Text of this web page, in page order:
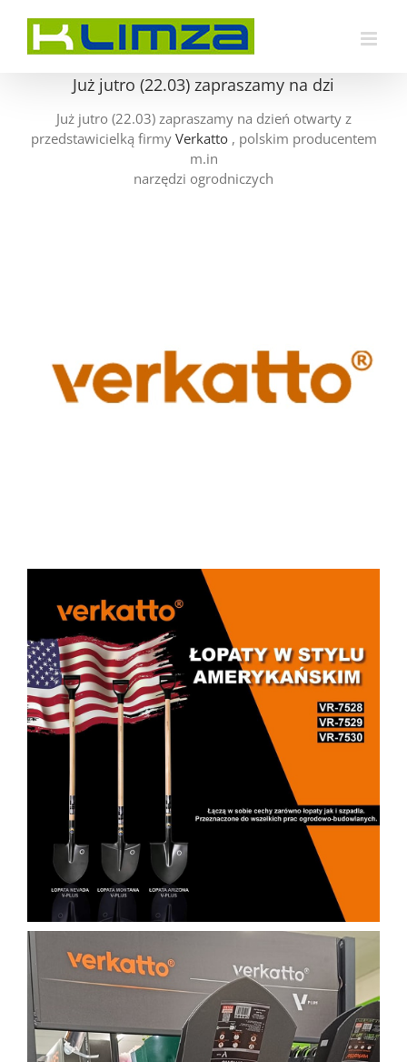
zawartości
Już jutro (22.03) zapraszamy na dzi
Już jutro (22.03) zapraszamy na dzień otwarty z
przedstawicielką firmy Verkatto, polskim producentem
m.in
narzędzi ogrodniczych